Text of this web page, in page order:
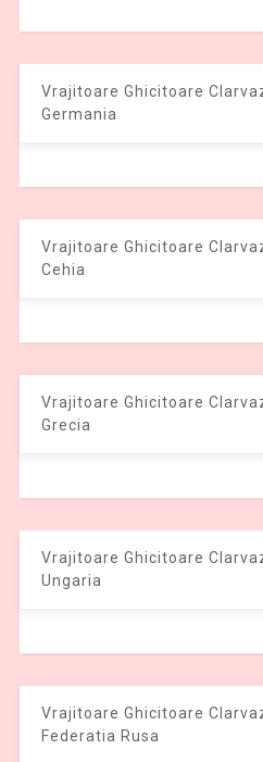
Vrajitoare Ghicitoare
Germania
Vrajitoare Ghicitoare
Cehia
Vrajitoare Ghicitoare
Grecia
Vrajitoare Ghicitoare
Ungaria
Vrajitoare Ghicitoare
Federatia Rusa